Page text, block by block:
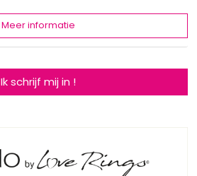
Meer informatie
Ik schrijf mij in !